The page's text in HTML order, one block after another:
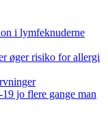
i lymfeknuderne
øger risiko for allergi
jo flere gange man